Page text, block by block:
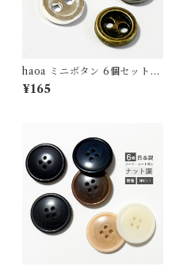
haoa ミニボタン 6個セット
人形用 ぬいぐるみ用 5mm 6
mm 7mm 8mm 二つ穴 ゴー
¥165